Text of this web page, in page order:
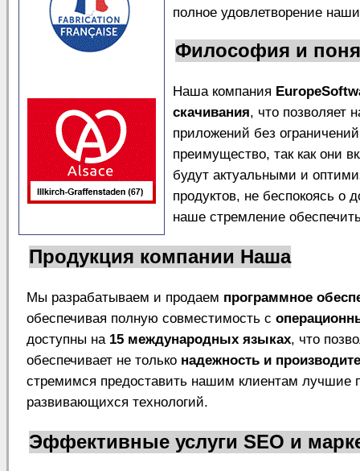
полное удовлетворение
Философия и
Наша компания
скачивания, что позволяет
приложений без
преимущество, так как они
будут актуальными и
продуктов, не беспокоясь о
наше стремление
Продукция компании Наша
Мы разрабатываем и продаем программное
обеспечивая полную совместимость с
доступны на 15 международных языках, что
обеспечивает не только надежность и
стремимся предоставить нашим клиентам лучшие
развивающихся технологий.
Эффективные услуги SEO и